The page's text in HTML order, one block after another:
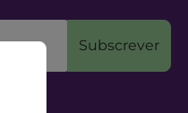
Subscrever